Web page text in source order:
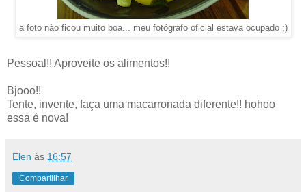
a foto não ficou muito boa... meu fotógrafo oficial estava ocupado ;)
Pessoal!! Aproveite os alimentos!!
Bjooo!!
Tente, invente, faça uma macarronada diferente!! hohoo
essa é nova!
Elen às 16:57
Compartilhar